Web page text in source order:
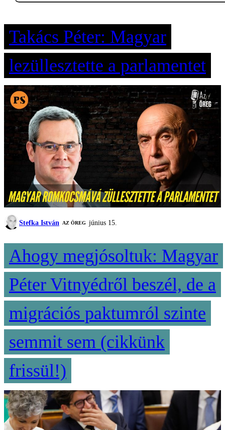
Takács Péter: Magyar
lezüllesztette a parlamentet
Stefka István AZ ÖREG június 15.
Ahogy megjósoltuk: Magyar
Péter Vitnyédről beszél, de a
migrációs paktumról szinte
semmit sem (cikkünk
frissül!)